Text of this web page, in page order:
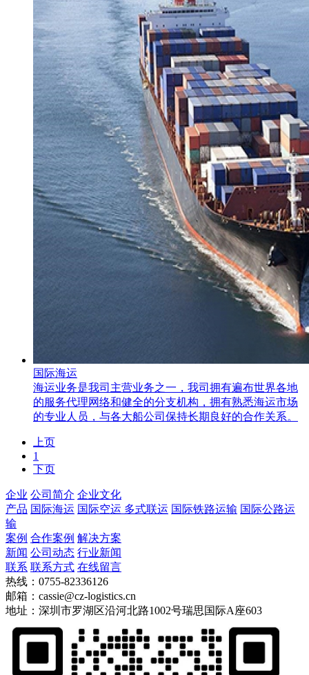
国际海运
海运业务是我司主营业务之一，我司拥有遍布世界各地
的服务代理网络和健全的分支机构，拥有熟悉海运市场
的专业人员，与各大船公司保持长期良好的合作关系。
上页
1
下页
企业 公司简介 企业文化
产品 国际海运 国际空运 多式联运 国际铁路运输 国际公路运
输
案例 合作案例 解决方案
新闻 公司动态 行业新闻
联系 联系方式 在线留言
热线：0755-82336126
邮箱：cassie@cz-logistics.cn
地址：深圳市罗湖区沿河北路1002号瑞思国际A座603